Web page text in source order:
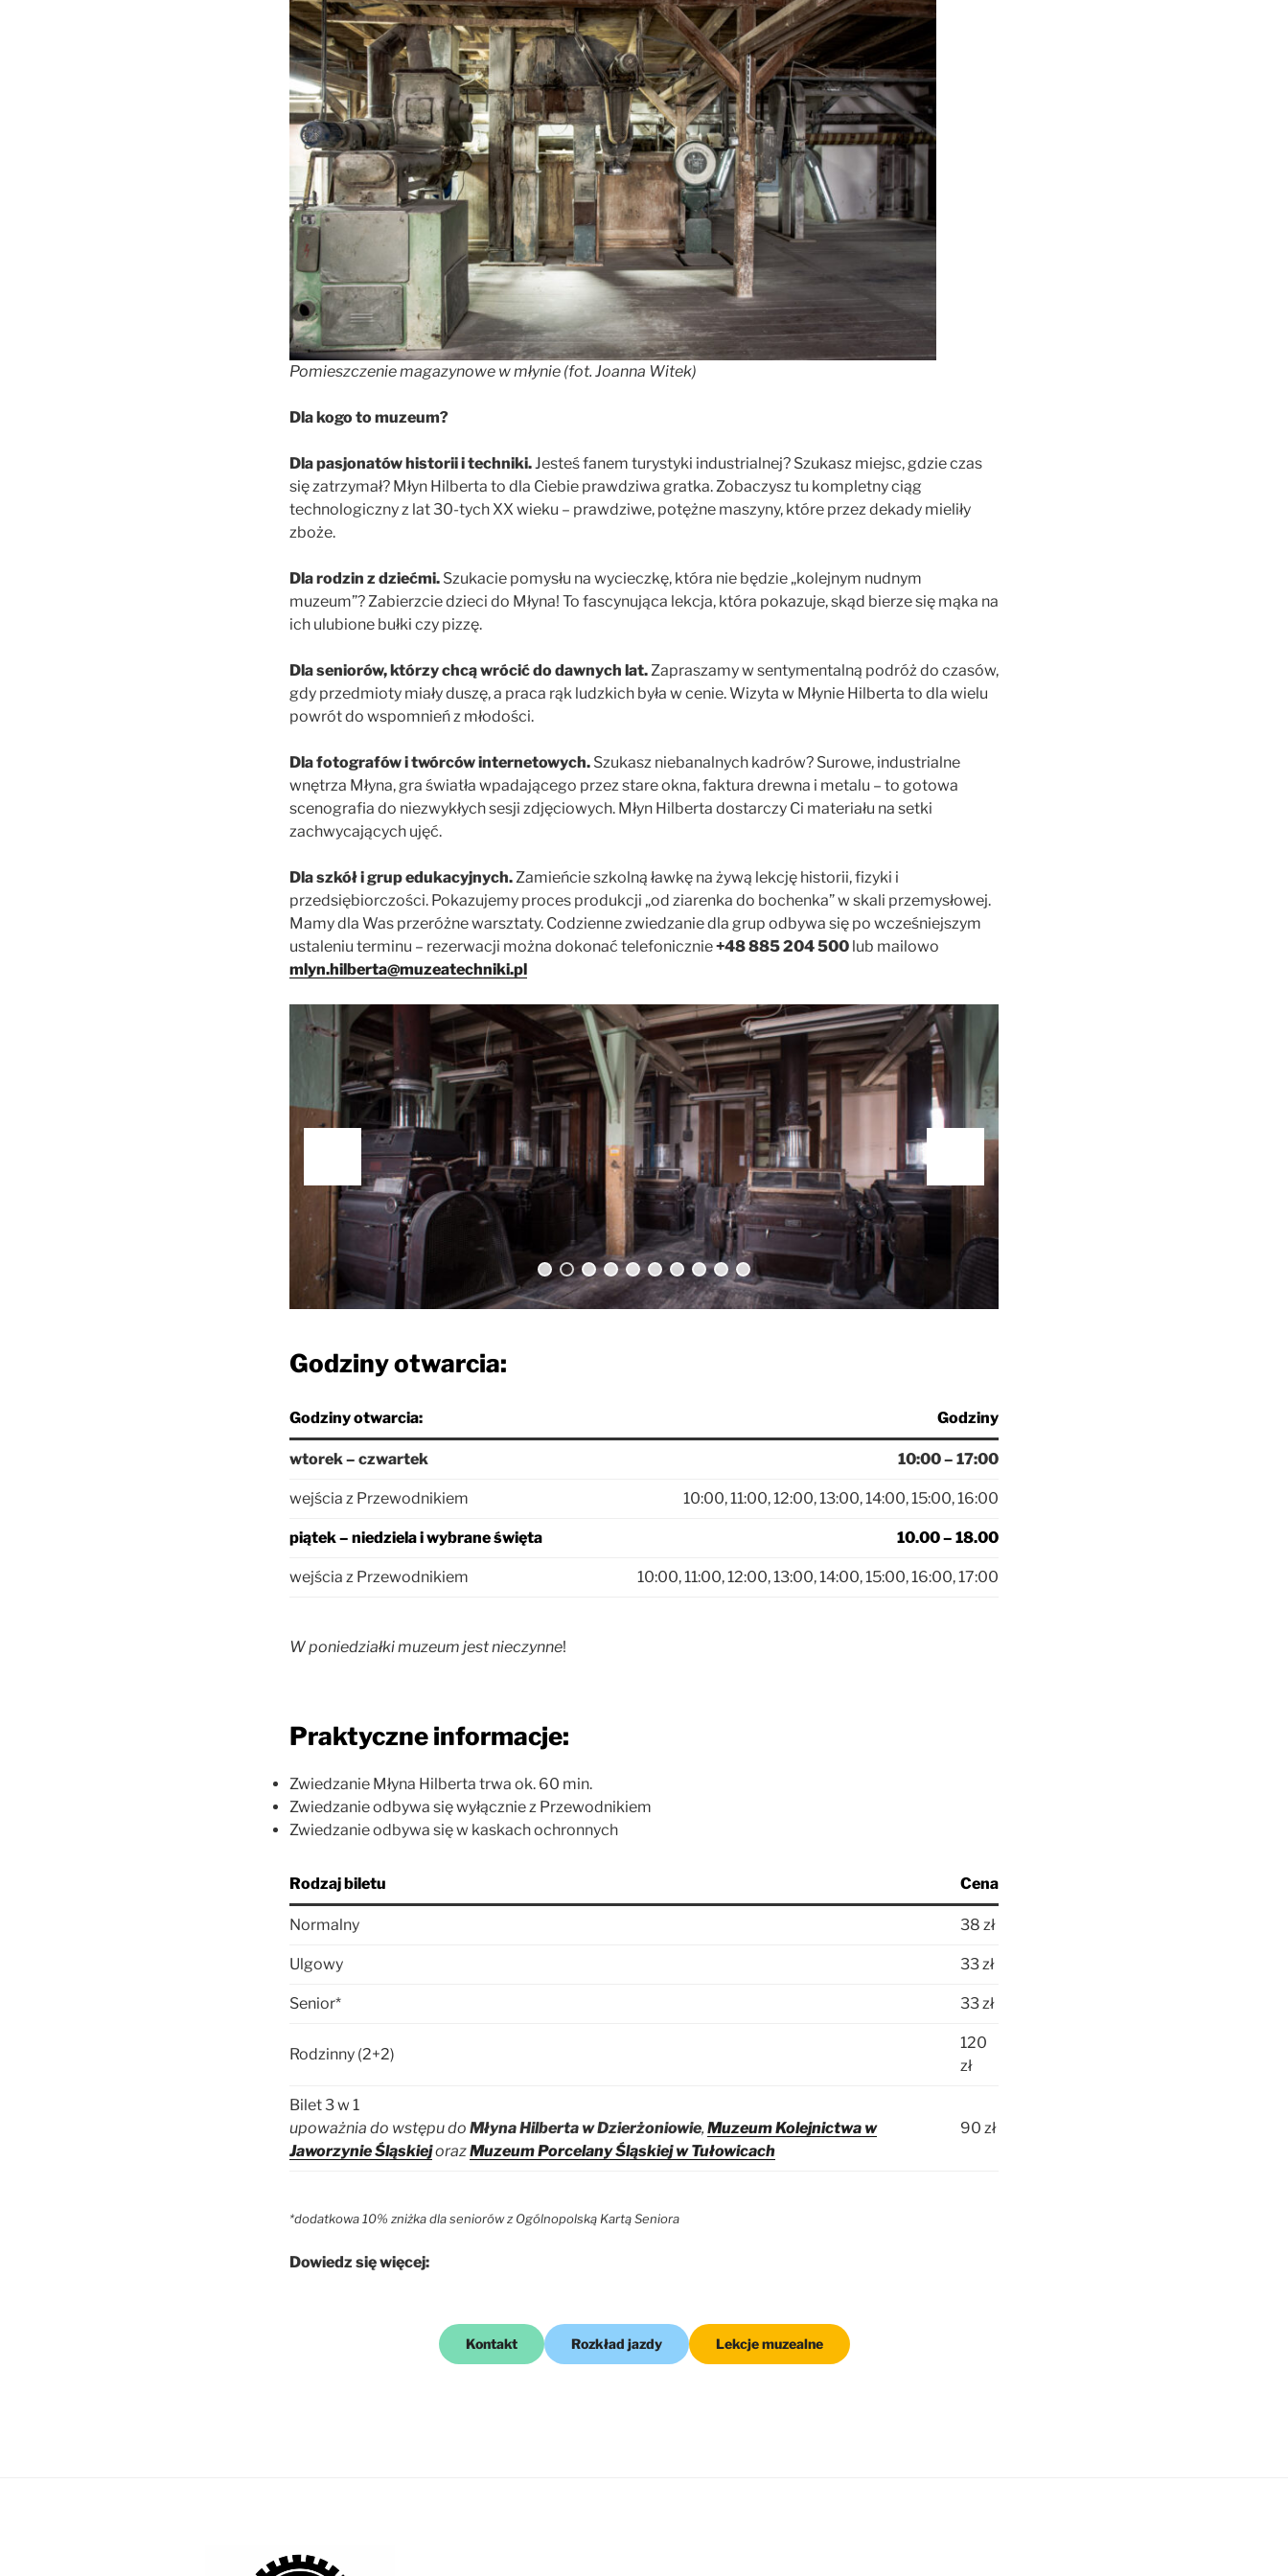
Pomieszczenie magazynowe w młynie (fot. Joanna Witek)
Dla kogo to muzeum?
Dla pasjonatów historii i techniki.Jesteś fanem turystyki industrialnej? Szukasz miejsc, gdzie czas
się zatrzymał? Młyn Hilberta to dla Ciebie prawdziwa gratka. Zobaczysz tu kompletny ciąg
technologiczny z lat 30-tych XX wieku – prawdziwe, potężne maszyny, które przez dekady mieliły
zboże.
Dla rodzin z dziećmi. Szukacie pomysłu na wycieczkę, która nie będzie „kolejnym nudnym
muzeum”? Zabierzcie dzieci do Młyna! To fascynująca lekcja, która pokazuje, skąd bierze się mąka na
ich ulubione bułki czy pizzę.
Dla seniorów, którzy chcą wrócić do dawnych lat.Zapraszamy w sentymentalną podróż do czasów,
gdy przedmioty miały duszę, a praca rąk ludzkich była w cenie. Wizyta w Młynie Hilberta to dla wielu
powrót do wspomnień z młodości.
Dla fotografów i twórców internetowych. Szukasz niebanalnych kadrów? Surowe, industrialne
wnętrza Młyna, gra światła wpadającego przez stare okna, faktura drewna i metalu – to gotowa
scenografia do niezwykłych sesji zdjęciowych. Młyn Hilberta dostarczy Ci materiału na setki
zachwycających ujęć.
Dla szkół i grup edukacyjnych.Zamieńcie szkolną ławkę na żywą lekcję historii, fizyki i
przedsiębiorczości. Pokazujemy proces produkcji „od ziarenka do bochenka” w skali przemysłowej.
Mamy dla Was przeróżne warsztaty. Codzienne zwiedzanie dla grup odbywa się po wcześniejszym
ustaleniu terminu – rezerwacji można dokonać telefonicznie+48 885 204 500 lub mailowo
mlyn.hilberta@muzeatechniki.pl
0
Godziny otwarcia:
Godziny otwarcia: Godziny
wtorek – czwartek 10:00 – 17:00
wejścia z Przewodnikiem 10:00, 11:00, 12:00, 13:00, 14:00, 15:00, 16:00
piątek – niedziela i wybrane święta 10.00 – 18.00
wejścia z Przewodnikiem 10:00, 11:00, 12:00, 13:00, 14:00, 15:00, 16:00, 17:00
W poniedziałki muzeum jest nieczynne!
Praktyczne informacje:
Zwiedzanie Młyna Hilberta trwa ok. 60 min.
Zwiedzanie odbywa się wyłącznie z Przewodnikiem
Zwiedzanie odbywa się w kaskach ochronnych
Rodzaj biletu Cena
Normalny 38 zł
Ulgowy 33 zł
Senior* 33 zł
Rodzinny (2+2)
120
zł
Bilet 3 w 1
upoważnia do wstępu do Młyna Hilberta w Dzierżoniowie, Muzeum Kolejnictwa w
Jaworzynie ŚląskiejorazMuzeum Porcelany Śląskiej w Tułowicach
90 zł
*dodatkowa 10% zniżka dla seniorów z Ogólnopolską Kartą Seniora
Dowiedz się więcej:
Kontakt Rozkład jazdy Lekcje muzealne